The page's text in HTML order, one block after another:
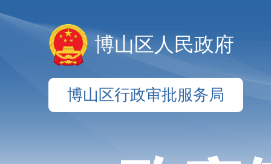
博山区人民政府
博山区行政审批服务局